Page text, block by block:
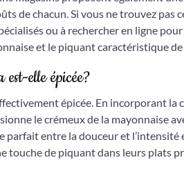
de chacun. Si vous ne trouvez
ou à rechercher en ligne
et le piquant caractéristique de
elle épicée?
épicée. En incorporant la
le crémeux de la mayonnaise
parfait entre la douceur et
touche de piquant dans leurs plats